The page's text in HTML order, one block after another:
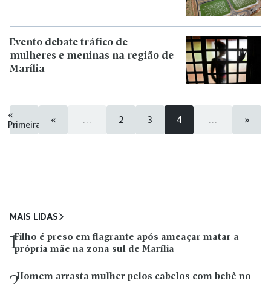
Evento debate tráfico de
mulheres e meninas na região de
Marília
«
Primeira
« 2 3 4 »
MAIS LIDAS
1Filho é preso em flagrante após ameaçar matar a
própria mãe na zona sul de Marília
Homem arrasta mulher pelos cabelos com bebê no